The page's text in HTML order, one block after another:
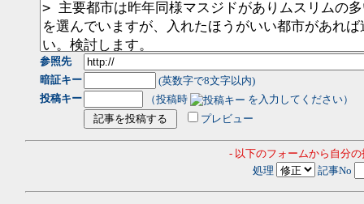
参照先
暗証キー
(英数字で8文字以内)
投稿キー
（投稿時
を入力してください）
プレビュー
- 以下のフォームから自分
処理
記事No